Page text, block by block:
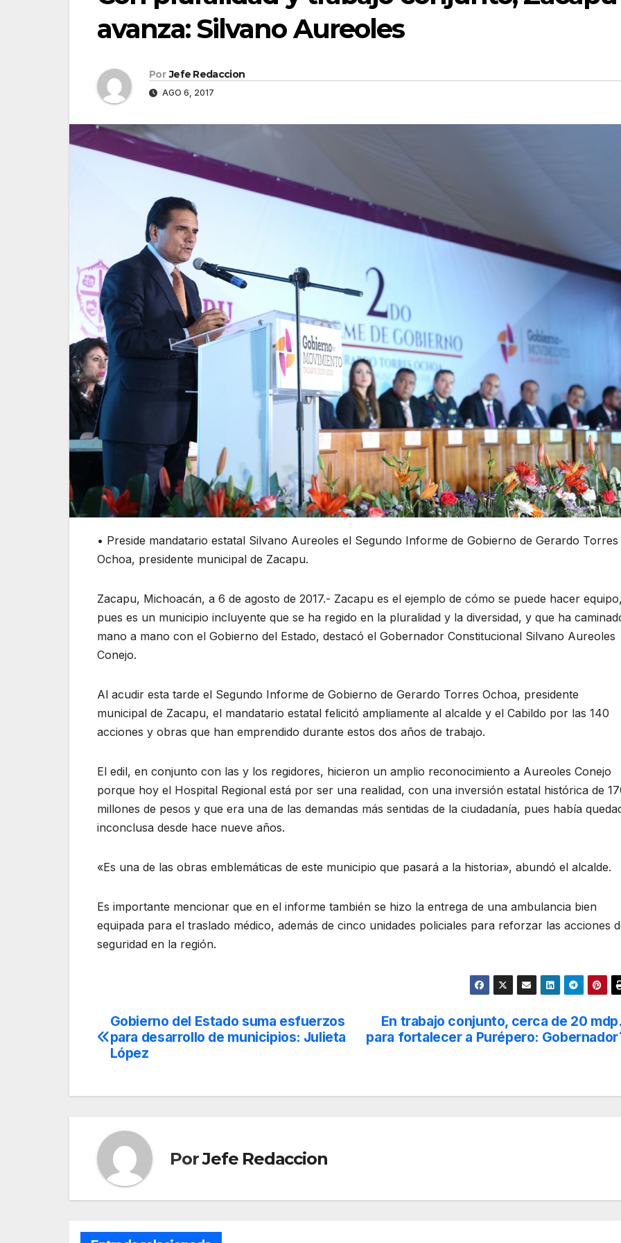
avanza: Silvano Aureoles
Por Jefe Redaccion
AGO 6, 2017
• Preside mandatario estatal Silvano Aureoles el Segundo Informe de Gobierno de Gerardo Torres
Ochoa, presidente municipal de Zacapu.
Zacapu, Michoacán, a 6 de agosto de 2017.- Zacapu es el ejemplo de cómo se puede hacer
pues es un municipio incluyente que se ha regido en la pluralidad y la diversidad, y que ha
mano a mano con el Gobierno del Estado, destacó el Gobernador Constitucional Silvano Aureoles
Conejo.
Al acudir esta tarde el Segundo Informe de Gobierno de Gerardo Torres Ochoa, presidente
municipal de Zacapu, el mandatario estatal felicitó ampliamente al alcalde y el Cabildo por las 140
acciones y obras que han emprendido durante estos dos años de trabajo.
El edil, en conjunto con las y los regidores, hicieron un amplio reconocimiento a Aureoles Conejo
porque hoy el Hospital Regional está por ser una realidad, con una inversión estatal histórica de
millones de pesos y que era una de las demandas más sentidas de la ciudadanía, pues había
inconclusa desde hace nueve años.
«Es una de las obras emblemáticas de este municipio que pasará a la historia», abundó el alcalde.
Es importante mencionar que en el informe también se hizo la entrega de una ambulancia bien
equipada para el traslado médico, además de cinco unidades policiales para reforzar las acciones
seguridad en la región.
Navegación
de
En trabajo conjunto, cerca de 20 mdp
para fortalecer a Purépero: Gobernador
Gobierno del Estado suma esfuerzos
para desarrollo de municipios: Julieta
López
PorJefe Redaccion